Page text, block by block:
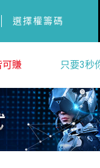
選擇權籌碼
賺 只要3秒